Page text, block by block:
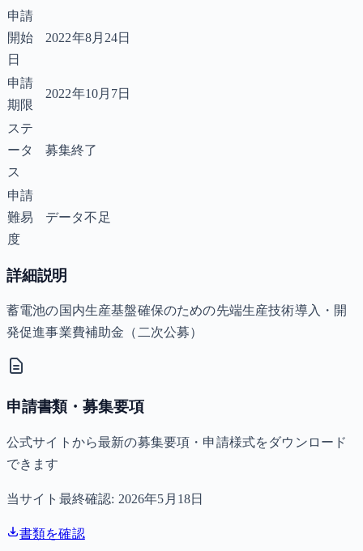
申請
開始
日
2022年8月24日
申請
期限
2022年10月7日
ステ
ータ
ス
募集終了
申請
難易
度
データ不足
詳細説明
蓄電池の国内生産基盤確保のための先端生産技術導入・開
発促進事業費補助金（二次公募）
申請書類・募集要項
公式サイトから最新の募集要項・申請様式をダウンロード
できます
当サイト最終確認: 2026年5月18日
書類を確認